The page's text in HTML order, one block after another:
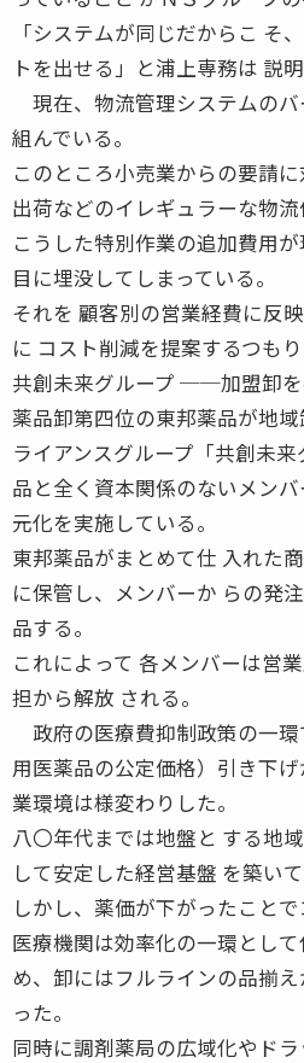
「システムが同じだからこ そ
トを出せる」と浦上専務は 説明
現在、物流管理システムのバ
組んでいる。
このところ小売業からの要請
出荷などのイレギュラーな物流
こうした特別作業の追加費用
目に埋没してしまっている。
それを 顧客別の営業経費に反
に コスト削減を提案するつもり
共創未来グループ ──加盟卸
薬品卸第四位の東邦薬品が地
ライアンスグループ「共創未
品と全く資本関係のないメン
元化を実施している。
東邦薬品がまとめて仕 入れた
に保管し、メンバーか らの発
品する。
これによって 各メンバーは営
担から解放 される。
政府の医療費抑制政策の一
用医薬品の公定価格）引き下
業環境は様変わりした。
八〇年代までは地盤と する地
して安定した経営基盤 を築いて
しかし、薬価が下がったことで
医療機関は効率化の一環とし
め、卸にはフルラインの品揃
った。
同時に調剤薬局の広域化やド